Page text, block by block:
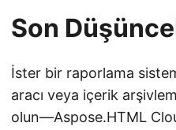
Son
İster bir raporlama
aracı veya içerik
olun—Aspose.HTML